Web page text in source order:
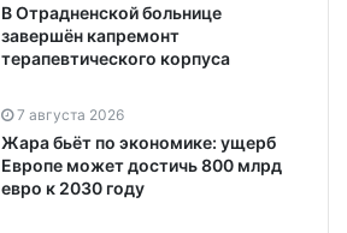
В Отрадненской больнице
завершён капремонт
терапевтического корпуса
7 августа 2026
Жара бьёт по экономике: ущерб
Европе может достичь 800 млрд
евро к 2030 году